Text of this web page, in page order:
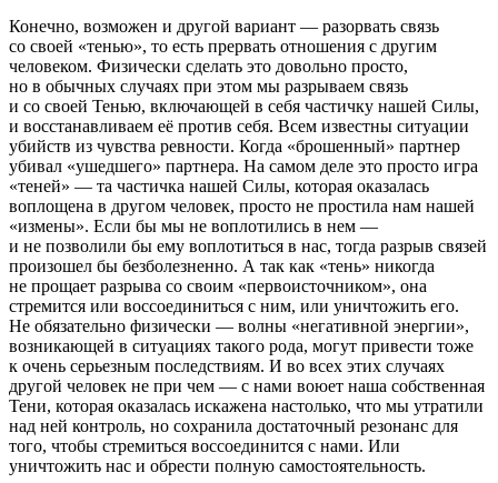
Конечно, возможен и другой вариант — разорвать связь
со своей «тенью», то есть прервать отношения с другим
человеком. Физически сделать это довольно просто,
но в обычных случаях при этом мы разрываем связь
и со своей Тенью, включающей в себя частичку нашей Силы,
и восстанавливаем её против себя. Всем известны ситуации
убийств из чувства ревности. Когда «брошенный» партнер
убивал «ушедшего» партнера. На самом деле это просто игра
«теней» — та частичка нашей Силы, которая оказалась
воплощена в другом человек, просто не простила нам нашей
«измены». Если бы мы не воплотились в нем —
и не позволили бы ему воплотиться в нас, тогда разрыв связей
произошел бы безболезненно. А так как «тень» никогда
не прощает разрыва со своим «первоисточником», она
стремится или воссоединиться с ним, или уничтожить его.
Не обязательно физически — волны «негативной энергии»,
возникающей в ситуациях такого рода, могут привести тоже
к очень серьезным последствиям. И во всех этих случаях
другой человек не при чем — с нами воюет наша собственная
Тени, которая оказалась искажена настолько, что мы утратили
над ней контроль, но сохранила достаточный резонанс для
того, чтобы стремиться воссоединится с нами. Или
уничтожить нас и обрести полную самостоятельность.